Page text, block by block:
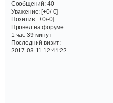
Сообщений:40
Уважение: [+0/-0]
Позитив: [+0/-0]
Провел на форуме:
1 час 39 минут
Последний визит:
2017-03-11 12:44:22